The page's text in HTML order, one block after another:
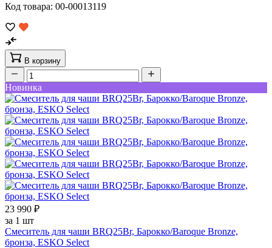
Код товара: 00-00013119
В корзину
Новинка
23 990 ₽
за 1 шт
Смеситель для чаши BRQ25Br, Барокко/Baroque Bronze,
бронза, ESKO Select